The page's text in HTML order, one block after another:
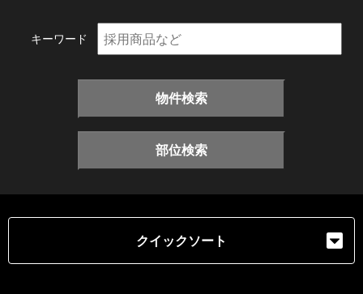
キーワード
物件検索
部位検索
クイックソート